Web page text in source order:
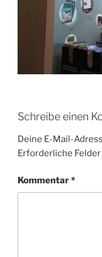
Schreibe einen
Deine E-Mail-
Erforderliche
Kommentar*